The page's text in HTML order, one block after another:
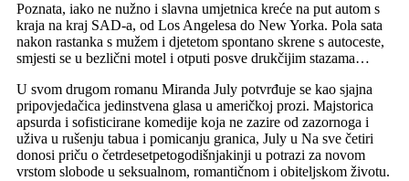
Poznata, iako ne nužno i slavna umjetnica kreće na put autom s
kraja na kraj SAD-a, od Los Angelesa do New Yorka. Pola sata
nakon rastanka s mužem i djetetom spontano skrene s autoceste,
smjesti se u bezlični motel i otputi posve drukčijim stazama…
U svom drugom romanu Miranda July potvrđuje se kao sjajna
pripovjedačica jedinstvena glasa u američkoj prozi. Majstorica
apsurda i sofisticirane komedije koja ne zazire od zazornoga i
uživa u rušenju tabua i pomicanju granica, July u Na sve četiri
donosi priču o četrdesetpetogodišnjakinji u potrazi za novom
vrstom slobode u seksualnom, romantičnom i obiteljskom životu.